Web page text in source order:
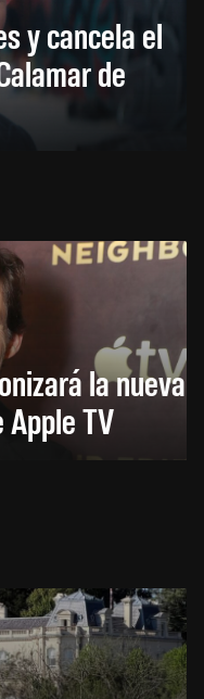
y cancela el
de
la nueva
TV